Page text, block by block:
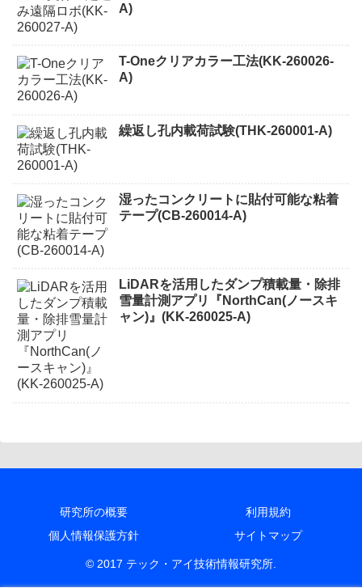
A)
T-Oneクリアカラー工法(KK-260026-
A)
繰返し孔内載荷試験(THK-260001-A)
湿ったコンクリートに貼付可能な粘着
テープ(CB-260014-A)
LiDARを活用したダンプ積載量・除排
雪量計測アプリ『NorthCan(ノースキ
ャン)』(KK-260025-A)
研究所の概要
利用規約
個人情報保護方針
サイトマップ
© 2017 テック・アイ技術情報研究所.